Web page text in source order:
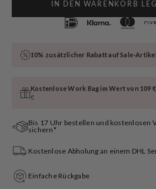
IN DEN WARENKORB
10% zusätzlicher Rabatt auf Sale-Artikel
Kostenlose Work Bag im Wert von 109 €
€
Bis 17 Uhr bestellen und kostenlosen
sichern*
Kostenlose Abholung an einem DHL
Einfache Rückgabe